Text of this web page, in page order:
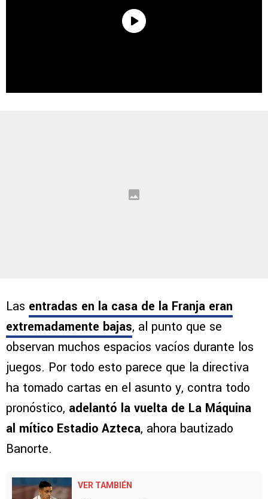
Las entradas en la casa de la Franja eran
extremadamente bajas, al punto que se
observan muchos espacios vacíos durante los
juegos. Por todo esto parece que la directiva
ha tomado cartas en el asunto y, contra todo
pronóstico, adelantó la vuelta de La Máquina
al mítico Estadio Azteca, ahora bautizado
Banorte.
VER TAMBIÉN